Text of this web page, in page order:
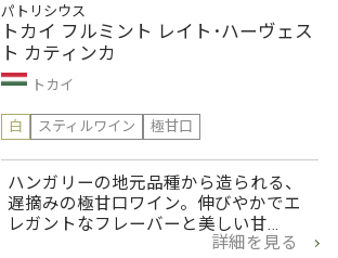
パトリシウス
トカイ フルミント レイト･ハーヴェス
ト カティンカ
トカイ
白
スティルワイン 極甘口
ハンガリーの地元品種から造られる、
遅摘みの極甘口ワイン。伸びやかでエ
レガントなフレーバーと美しい甘…
詳細を見る